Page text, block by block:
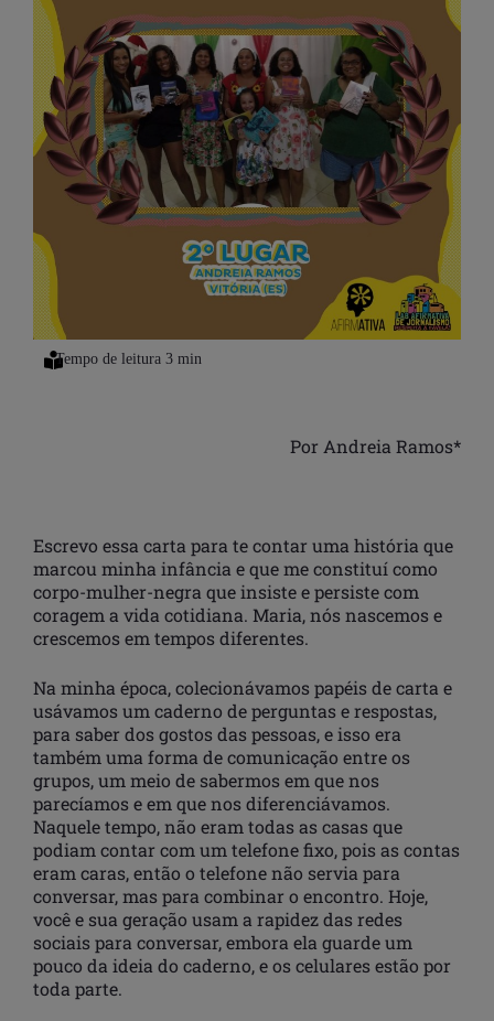
Por Andreia Ramos*
Escrevo essa carta para te contar uma história que
marcou minha infância e que me constituí como
corpo-mulher-negra que insiste e persiste com
coragem a vida cotidiana. Maria, nós nascemos e
crescemos em tempos diferentes.
Na minha época, colecionávamos papéis de carta e
usávamos um caderno de perguntas e respostas,
para saber dos gostos das pessoas, e isso era
também uma forma de comunicação entre os
grupos, um meio de sabermos em que nos
parecíamos e em que nos diferenciávamos.
Naquele tempo, não eram todas as casas que
podiam contar com um telefone fixo, pois as contas
eram caras, então o telefone não servia para
conversar, mas para combinar o encontro. Hoje,
você e sua geração usam a rapidez das redes
sociais para conversar, embora ela guarde um
pouco da ideia do caderno, e os celulares estão por
toda parte.